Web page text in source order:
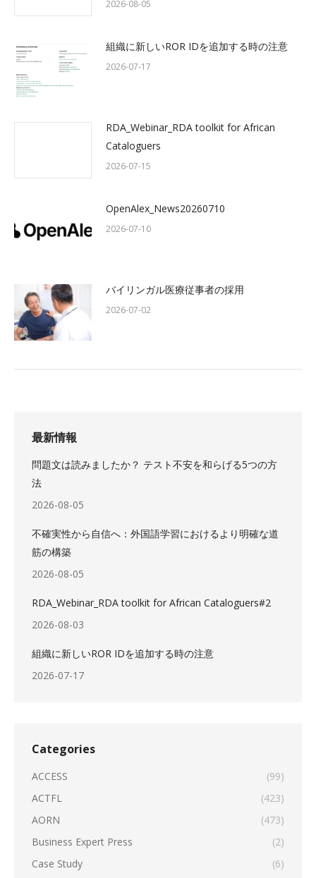
2026-08-05
組織に新しいROR IDを追加する時の注意
2026-07-17
RDA_Webinar_RDA toolkit for African
Cataloguers
2026-07-15
OpenAlex_News20260710
2026-07-10
バイリンガル医療従事者の採用
2026-07-02
最新情報
問題文は読みましたか？ テスト不安を和らげる5つの方
法
2026-08-05
不確実性から自信へ：外国語学習におけるより明確な道
筋の構築
2026-08-05
RDA_Webinar_RDA toolkit for African Cataloguers#2
2026-08-03
組織に新しいROR IDを追加する時の注意
2026-07-17
Categories
ACCESS
(99)
ACTFL
(423)
AORN
(473)
Business Expert Press
(2)
Case Study
(6)